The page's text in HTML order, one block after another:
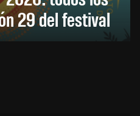
29 del festival